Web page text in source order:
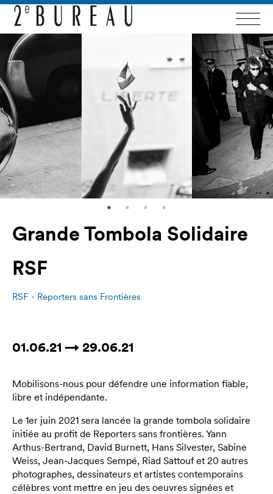
Grande Tombola Solidaire
RSF
RSF - Reporters sans Frontières
01.06.21 → 29.06.21
Mobilisons-nous pour défendre une information fiable,
libre et indépendante.
Le 1er juin 2021 sera lancée la grande tombola solidaire
initiée au profit de Reporters sans frontières. Yann
Arthus-Bertrand, David Burnett, Hans Silvester, Sabine
Weiss, Jean-Jacques Sempé, Riad Sattouf et 20 autres
photographes, dessinateurs et artistes contemporains
célèbres vont mettre en jeu des oeuvres signées et